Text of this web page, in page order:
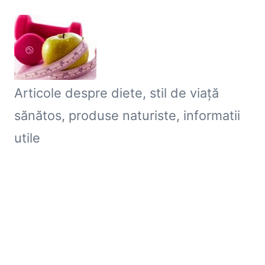
Skip
content
B
l
g
Articole despre diete, stil de viaţă
sănătos, produse naturiste, informatii
utile